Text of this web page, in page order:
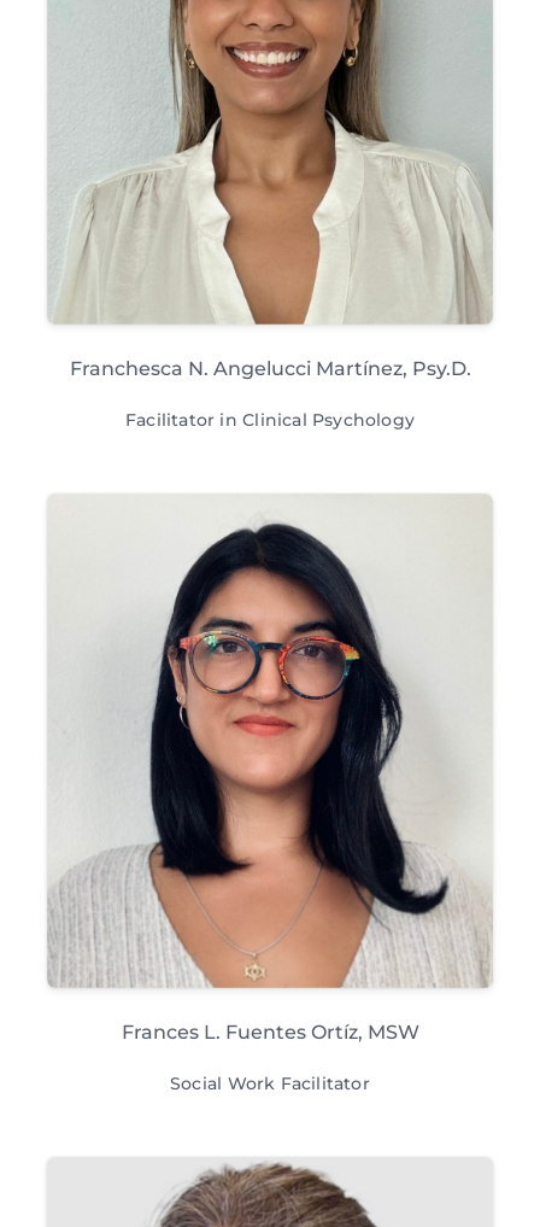
Franchesca N. Angelucci Martínez, Psy.D.
Facilitator in Clinical Psychology
Frances L. Fuentes Ortíz, MSW
Social Work Facilitator